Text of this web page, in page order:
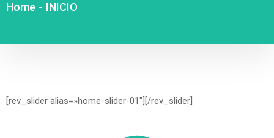
Home - INICIO
[rev_slider alias=»home-slider-01″][/rev_slider]